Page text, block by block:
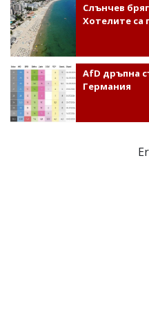
Слънчев
Хотелите са
AfD дръпна
Германия